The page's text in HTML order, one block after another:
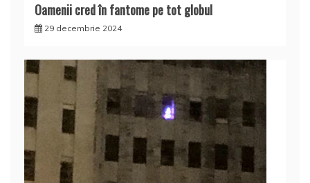
Oamenii cred în fantome pe tot globul
29 decembrie 2024